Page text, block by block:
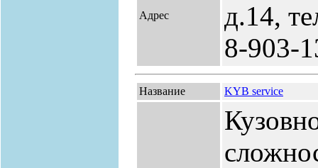
Адрес
д.14,
8-903-
Название KYB service